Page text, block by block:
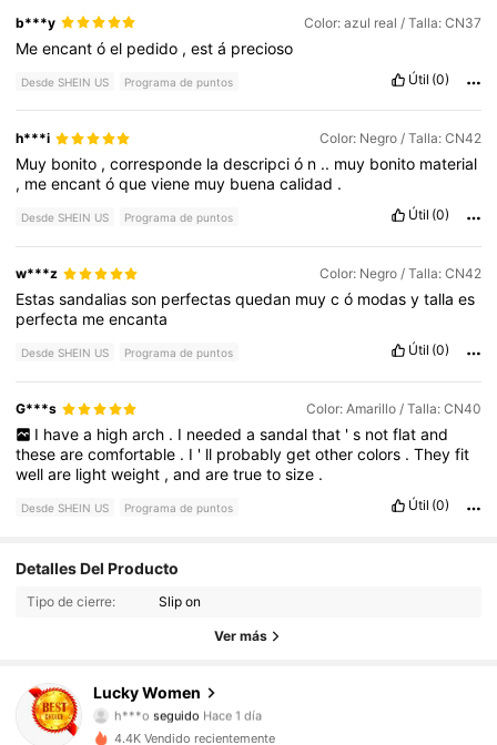
b***y Color: azul real / Talla: CN37
Meencantóel pedido ,está precioso
Desde SHEIN US Programa de puntos Útil (0)
h***i Color: Negro / Talla: CN42
Muy bonito ,corresponde ladescripció n .. muy bonito material
, meencantóqueviene muy buenacalidad .
Desde SHEIN US Programa de puntos Útil (0)
w***z Color: Negro / Talla: CN42
Estassandaliasson perfectasquedan muycó modasytallaes
perfecta meencanta
Desde SHEIN US Programa de puntos Útil (0)
G***s Color: Amarillo / Talla: CN40
I have a high arch . I needed a sandal that ' s not flat and
thesearecomfortable . I ' ll probablygetothercolors .Theyfit
wellare lightweight ,andaretruetosize .
Desde SHEIN US Programa de puntos Útil (0)
Detalles Del Producto
Tipo de cierre: Slip on
Ver más
Lucky Women
4.72 24 Seguidores
4.72 24 Seguidores
4.4K Vendido recientemente